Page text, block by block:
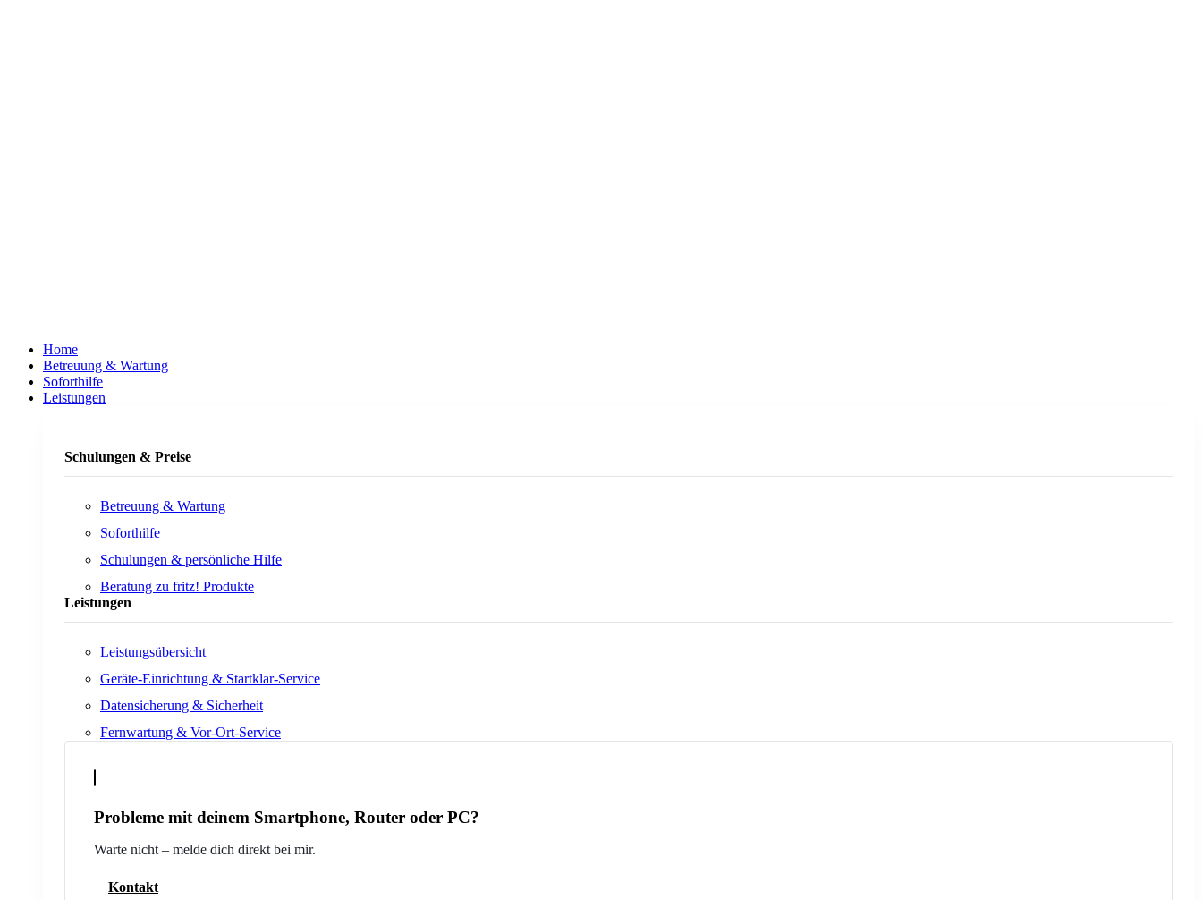
Home
Betreuung & Wartung
Soforthilfe
Leistungen
Schulungen & Preise
Betreuung & Wartung
Soforthilfe
Schulungen & persönliche Hilfe
Beratung zu fritz! Produkte
Leistungen
Leistungsübersicht
Geräte-Einrichtung & Startklar-Service
Datensicherung & Sicherheit
Fernwartung & Vor-Ort-Service
Probleme mit deinem Smartphone, Router oder PC?
Warte nicht – melde dich direkt bei mir.
Kontakt